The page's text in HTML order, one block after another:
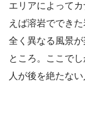
エリアによって
えば溶岩ででき
全く異なる風景
ところ。ここで
人が後を絶たな